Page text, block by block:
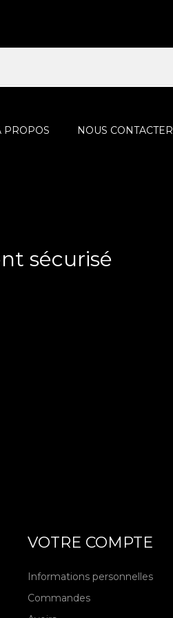
PROPOS NOUS CONTACTER
sécurisé
VOTRE COMPTE
Informations personnelles
Commandes